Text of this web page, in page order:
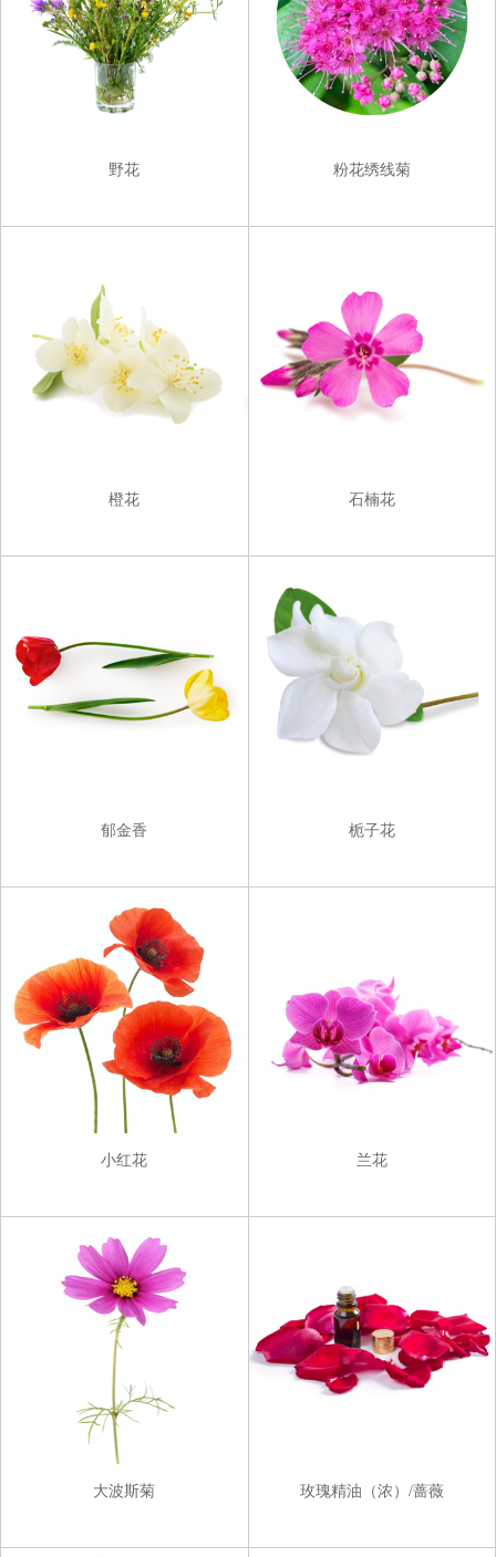
野花 粉花绣线菊
橙花 石楠花
郁金香 栀子花
小红花 兰花
大波斯菊 玫瑰精油（浓）/蔷薇